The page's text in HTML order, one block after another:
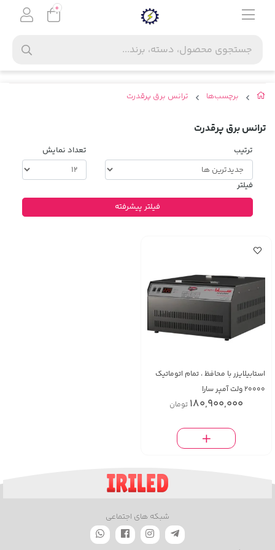
برچسب‌ها ترانس برق پرقدرت
ترانس برق پرقدرت
ترتیب تعداد نمایش
فیلتر
فیلتر پیشرفته
استابیلایزر با محافظ ، تمام اتوماتیک
20000 ولت آمپر سارا
180,900,000 تومان
شبکه های اجتماعی
0